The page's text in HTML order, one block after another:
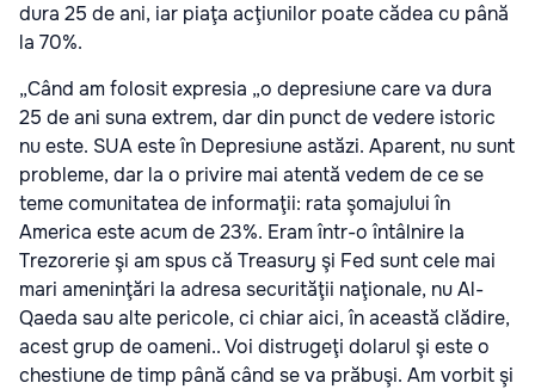
dura 25 de ani, iar piaţa acţiunilor poate cădea cu până
la 70%.
„Când am folosit expresia „o depresiune care va dura
25 de ani suna extrem, dar din punct de vedere istoric
nu este. SUA este în Depresiune astăzi. Aparent, nu sunt
probleme, dar la o privire mai atentă vedem de ce se
teme comunitatea de informaţii: rata şomajului în
America este acum de 23%. Eram într-o întâlnire la
Trezorerie şi am spus că Treasury şi Fed sunt cele mai
mari ameninţări la adresa securităţii naţionale, nu Al-
Qaeda sau alte pericole, ci chiar aici, în această clădire,
acest grup de oameni.. Voi distrugeţi dolarul şi este o
chestiune de timp până când se va prăbuşi. Am vorbit şi